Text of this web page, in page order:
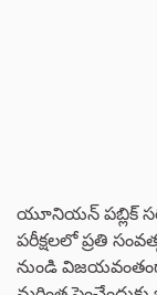
యూనియన్ పబ్లిక్
పరీక్షలలో ప్రతి
నుండి